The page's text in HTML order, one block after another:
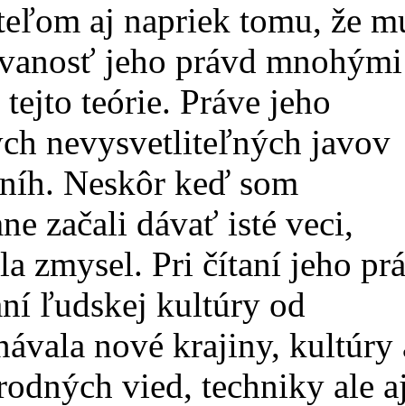
aj napriek tomu, že
jeho právd mnohými
teórie. Práve jeho
nevysvetliteľných javov
Neskôr keď som
začali dávať isté veci,
zmysel. Pri čítaní jeho
ľudskej kultúry od
nové krajiny, kultúry
vied, techniky ale